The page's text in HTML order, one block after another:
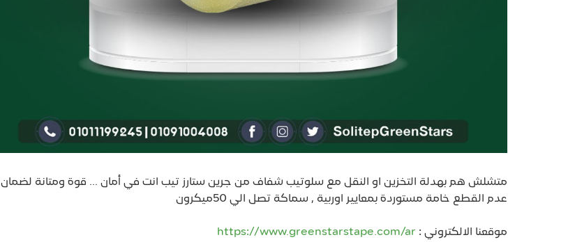
متشلش هم بهدلة التخزين او النقل مع سلوتيب شفاف من جرين ستارز تيب انت في أمان ... قوة ومتانة لضمان
عدم القطع خامة مستوردة بمعايير اوربية , سماكة تصل الي 50ميكرون
موقعنا الالكتروني : https://www.greenstarstape.com/ar